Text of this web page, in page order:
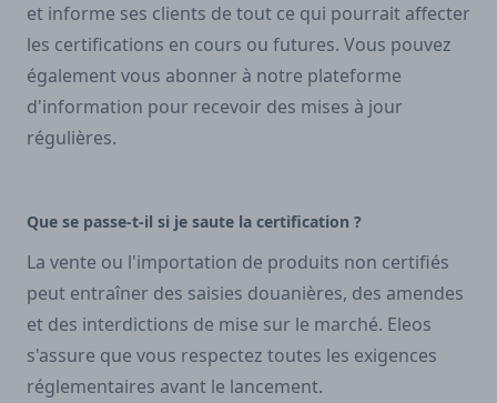
et informe ses clients de tout ce qui pourrait affecter
les certifications en cours ou futures. Vous pouvez
également vous abonner à notre plateforme
d'information pour recevoir des mises à jour
régulières.
Que se passe-t-il si je saute la certification ?
La vente ou l'importation de produits non certifiés
peut entraîner des saisies douanières, des amendes
et des interdictions de mise sur le marché. Eleos
s'assure que vous respectez toutes les exigences
réglementaires avant le lancement.